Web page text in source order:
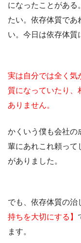
になったことがある
たい。依存体質であ
い。今日は依存体質
実は自分では全く気
質になっていたり、
ありません。
かくいう僕も会社の
輩にあれこれ頼って
がありました。
でも、依存体質の治
持ちを大切にする】
ます。